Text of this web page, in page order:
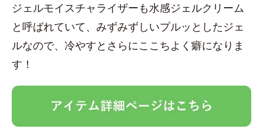
ジェルモイスチャライザーも水感ジェルクリーム
と呼ばれていて、みずみずしいプルッとしたジェ
ルなので、冷やすとさらにここちよく癖になりま
す！